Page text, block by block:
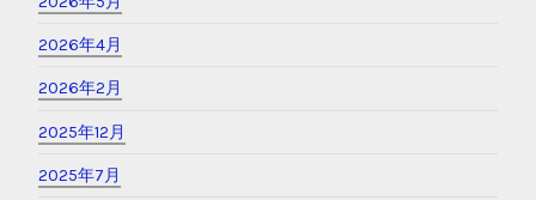
2026年4月
2026年2月
2025年12月
2025年7月